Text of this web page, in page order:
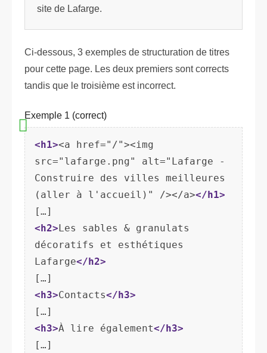
Ci-dessous, 3 exemples de structuration de titres
pour cette page. Les deux premiers sont corrects
tandis que le troisième est incorrect.
Exemple 1 (correct)
<h1><a href="/"><img
src="lafarge.png" alt="Lafarge -
Construire des villes meilleures
(aller à l'accueil)" /></a></h1>
<h2> Les sables & granulats
décoratifs et esthétiques
Lafarge</h2>
<h3>Contacts</h3>
<h3>À lire également</h3>